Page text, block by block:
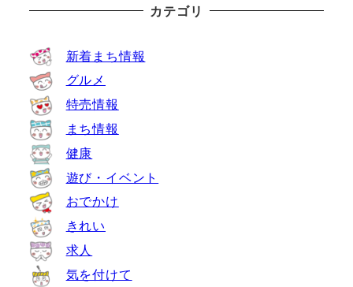
カテゴリ
新着まち情報
グルメ
特売情報
まち情報
健康
遊び・イベント
おでかけ
きれい
求人
気を付けて